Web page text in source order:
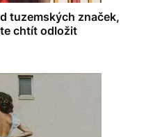
tuzemských značek,
chtít odložit